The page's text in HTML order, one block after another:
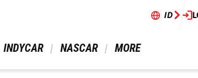
ID
INDYCAR NASCAR MORE